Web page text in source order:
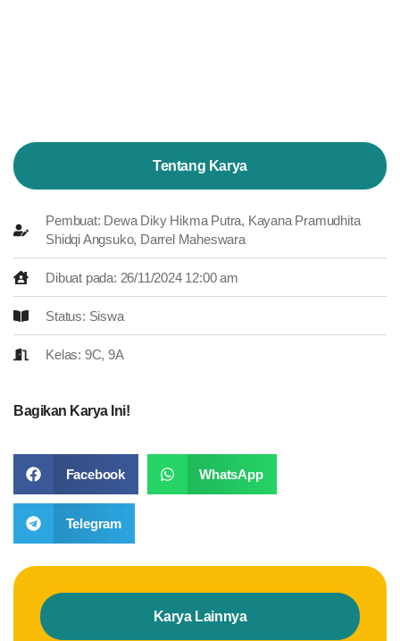
Tentang Karya
Pembuat: Dewa Diky Hikma Putra, Kayana Pramudhita
Shidqi Angsuko, Darrel Maheswara
Dibuat pada: 26/11/2024 12:00 am
Status: Siswa
Kelas: 9C, 9A
Bagikan Karya Ini!
Facebook WhatsApp
Telegram
Karya Lainnya